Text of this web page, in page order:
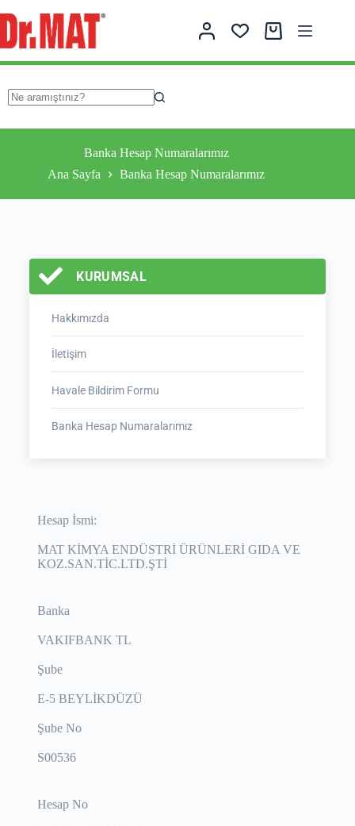
Banka Hesap Numaralarımız
Ana Sayfa
Banka Hesap Numaralarımız
KURUMSAL
Hakkımızda
İletişim
Havale Bildirim Formu
Banka Hesap Numaralarımız
Hesap İsmi:
MAT KİMYA ENDÜSTRİ ÜRÜNLERİ GIDA VE
KOZ.SAN.TİC.LTD.ŞTİ
Banka
VAKIFBANK TL
Şube
E-5 BEYLİKDÜZÜ
Şube No
S00536
Hesap No